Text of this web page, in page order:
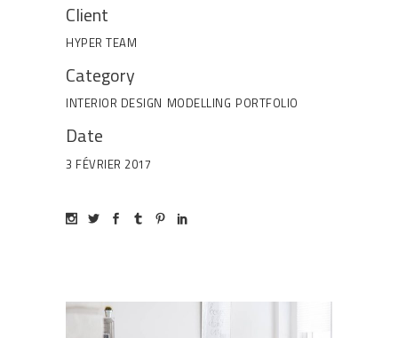
Client
HYPER TEAM
Category
INTERIOR DESIGN MODELLING PORTFOLIO
Date
3 FÉVRIER 2017